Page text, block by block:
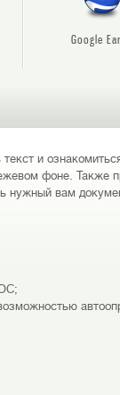
Google
и
фоне. Также
вам